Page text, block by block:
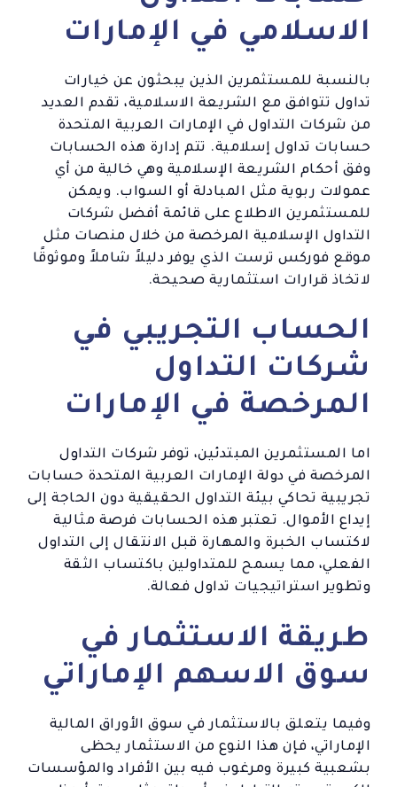
الاسلامي في الإمارات
بالنسبة للمستثمرين الذين يبحثون عن خيارات
تداول تتوافق مع الشريعة الاسلامية، تقدم العديد
من شركات التداول في الإمارات العربية المتحدة
حسابات تداول إسلامية. تتم إدارة هذه الحسابات
وفق أحكام الشريعة الإسلامية وهي خالية من أي
عمولات ربوية مثل المبادلة أو السواب. ويمكن
للمستثمرين الاطلاع على قائمة أفضل شركات
التداول الإسلامية المرخصة من خلال منصات مثل
موقع فوركس ترست الذي يوفر دليلاً شاملاً وموثوقًا
لاتخاذ قرارات استثمارية صحيحة.
الحساب التجريبي في
شركات التداول
المرخصة في الإمارات
اما المستثمرين المبتدئين، توفر شركات التداول
المرخصة في دولة الإمارات العربية المتحدة حسابات
تجريبية تحاكي بيئة التداول الحقيقية دون الحاجة إلى
إيداع الأموال. تعتبر هذه الحسابات فرصة مثالية
لاكتساب الخبرة والمهارة قبل الانتقال إلى التداول
الفعلي، مما يسمح للمتداولين باكتساب الثقة
وتطوير استراتيجيات تداول فعالة.
طريقة الاستثمار في
سوق الاسهم الإماراتي
وفيما يتعلق بالاستثمار في سوق الأوراق المالية
الإماراتي، فإن هذا النوع من الاستثمار يحظى
بشعبية كبيرة ومرغوب فيه بين الأفراد والمؤسسات